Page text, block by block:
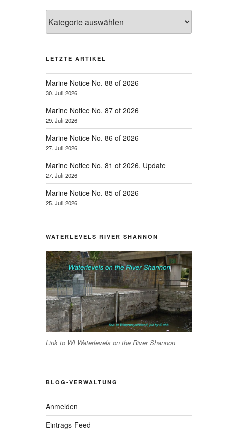
LETZTE ARTIKEL
Marine Notice No. 88 of 2026
30. Juli 2026
Marine Notice No. 87 of 2026
29. Juli 2026
Marine Notice No. 86 of 2026
27. Juli 2026
Marine Notice No. 81 of 2026, Update
27. Juli 2026
Marine Notice No. 85 of 2026
25. Juli 2026
WATERLEVELS RIVER SHANNON
Link to WI Waterlevels on the River Shannon
BLOG-VERWALTUNG
Anmelden
Eintrags-Feed